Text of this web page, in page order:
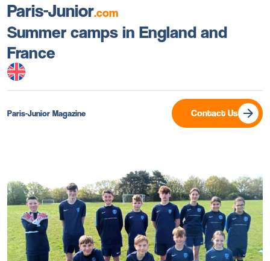
Paris-Junior.com
Summer camps in England and
France
Paris-Junior Magazine Contact Us